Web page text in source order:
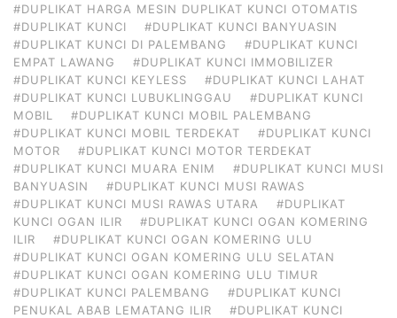
#DUPLIKAT HARGA MESIN DUPLIKAT KUNCI OTOMATIS
#DUPLIKAT KUNCI
#DUPLIKAT KUNCI BANYUASIN
#DUPLIKAT KUNCI DI PALEMBANG
#DUPLIKAT KUNCI
EMPAT LAWANG
#DUPLIKAT KUNCI IMMOBILIZER
#DUPLIKAT KUNCI KEYLESS
#DUPLIKAT KUNCI LAHAT
#DUPLIKAT KUNCI LUBUKLINGGAU
#DUPLIKAT KUNCI
MOBIL
#DUPLIKAT KUNCI MOBIL PALEMBANG
#DUPLIKAT KUNCI MOBIL TERDEKAT
#DUPLIKAT KUNCI
MOTOR
#DUPLIKAT KUNCI MOTOR TERDEKAT
#DUPLIKAT KUNCI MUARA ENIM
#DUPLIKAT KUNCI MUSI
BANYUASIN
#DUPLIKAT KUNCI MUSI RAWAS
#DUPLIKAT KUNCI MUSI RAWAS UTARA
#DUPLIKAT
KUNCI OGAN ILIR
#DUPLIKAT KUNCI OGAN KOMERING
ILIR
#DUPLIKAT KUNCI OGAN KOMERING ULU
#DUPLIKAT KUNCI OGAN KOMERING ULU SELATAN
#DUPLIKAT KUNCI OGAN KOMERING ULU TIMUR
#DUPLIKAT KUNCI PALEMBANG
#DUPLIKAT KUNCI
PENUKAL ABAB LEMATANG ILIR
#DUPLIKAT KUNCI